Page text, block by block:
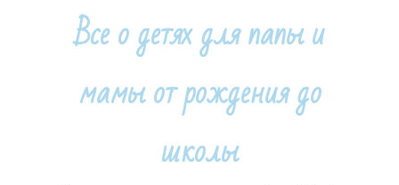
Все о детях для папы и
мамы от рождения до
школы